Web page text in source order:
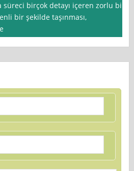
süreci birçok detayı içeren zorlu bir
bir şekilde taşınması,